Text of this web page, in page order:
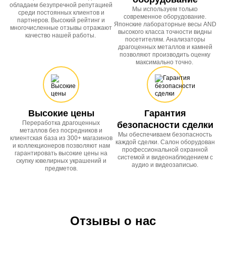
обладаем безупречной репутацией
среди постоянных клиентов и
партнеров. Высокий рейтинг и
многочисленные отзывы отражают
качество нашей работы.
Мы используем только
современное оборудование.
Японские лабораторные весы AND
высокого класса точности видны
посетителям. Анализаторы
драгоценных металлов и камней
позволяют производить оценку
максимально точно.
Высокие цены
Переработка драгоценных
металлов без посредников и
клиентская база из 300+ магазинов
и коллекционеров позволяют нам
гарантировать высокие цены на
скупку ювелирных украшений и
предметов.
Гарантия
безопасности сделки
Мы обеспечиваем безопасность
каждой сделки. Салон оборудован
профессиональной охранной
системой и видеонаблюдением с
аудио и видеозаписью.
Отзывы о нас